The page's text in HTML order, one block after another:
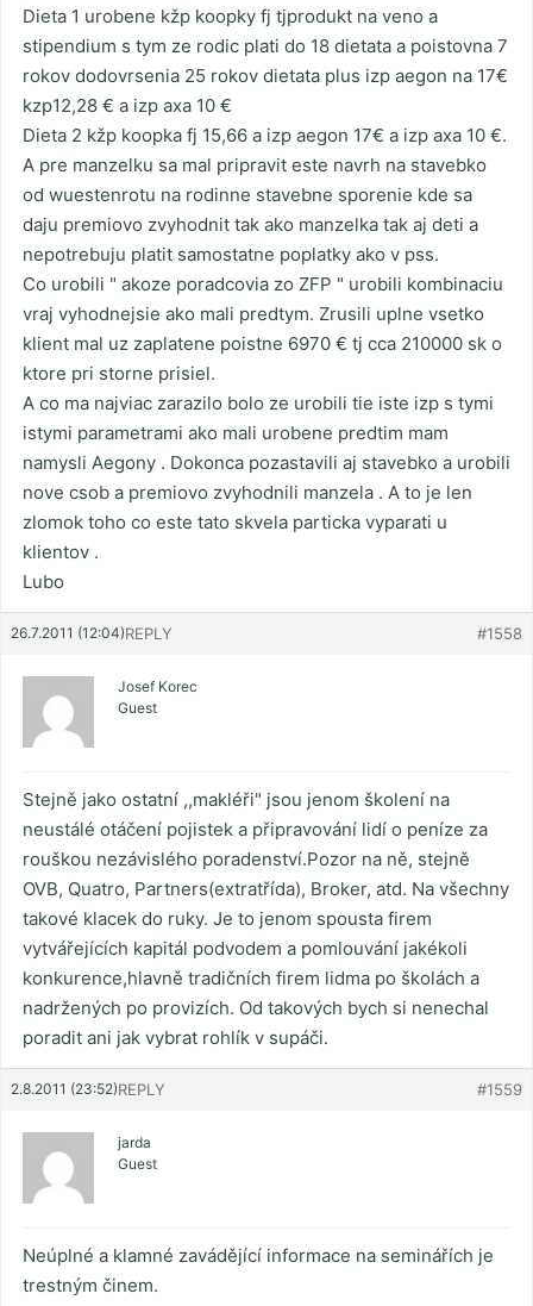
Dieta 1 urobene kžp koopky fj tjprodukt na veno a
stipendium s tym ze rodic plati do 18 dietata a poistovna 7
rokov dodovrsenia 25 rokov dietata plus izp aegon na 17€
kzp12,28 € a izp axa 10 €
Dieta 2 kžp koopka fj 15,66 a izp aegon 17€ a izp axa 10 €.
A pre manzelku sa mal pripravit este navrh na stavebko
od wuestenrotu na rodinne stavebne sporenie kde sa
daju premiovo zvyhodnit tak ako manzelka tak aj deti a
nepotrebuju platit samostatne poplatky ako v pss.
Co urobili " akoze poradcovia zo ZFP " urobili kombinaciu
vraj vyhodnejsie ako mali predtym. Zrusili uplne vsetko
klient mal uz zaplatene poistne 6970 € tj cca 210000 sk o
ktore pri storne prisiel.
A co ma najviac zarazilo bolo ze urobili tie iste izp s tymi
istymi parametrami ako mali urobene predtim mam
namysli Aegony . Dokonca pozastavili aj stavebko a urobili
nove csob a premiovo zvyhodnili manzela . A to je len
zlomok toho co este tato skvela particka vyparati u
klientov .
Lubo
26.7.2011 (12:04) #1558
REPLY
Josef Korec
Guest
Stejně jako ostatní ,,makléři" jsou jenom školení na
neustálé otáčení pojistek a připravování lidí o peníze za
rouškou nezávislého poradenství.Pozor na ně, stejně
OVB, Quatro, Partners(extratřída), Broker, atd. Na všechny
takové klacek do ruky. Je to jenom spousta firem
vytvářejících kapitál podvodem a pomlouvání jakékoli
konkurence,hlavně tradičních firem lidma po školách a
nadržených po provizích. Od takových bych si nenechal
poradit ani jak vybrat rohlík v supáči.
2.8.2011 (23:52) #1559
REPLY
jarda
Guest
Neúplné a klamné zavádějící informace na seminářích je
trestným činem.